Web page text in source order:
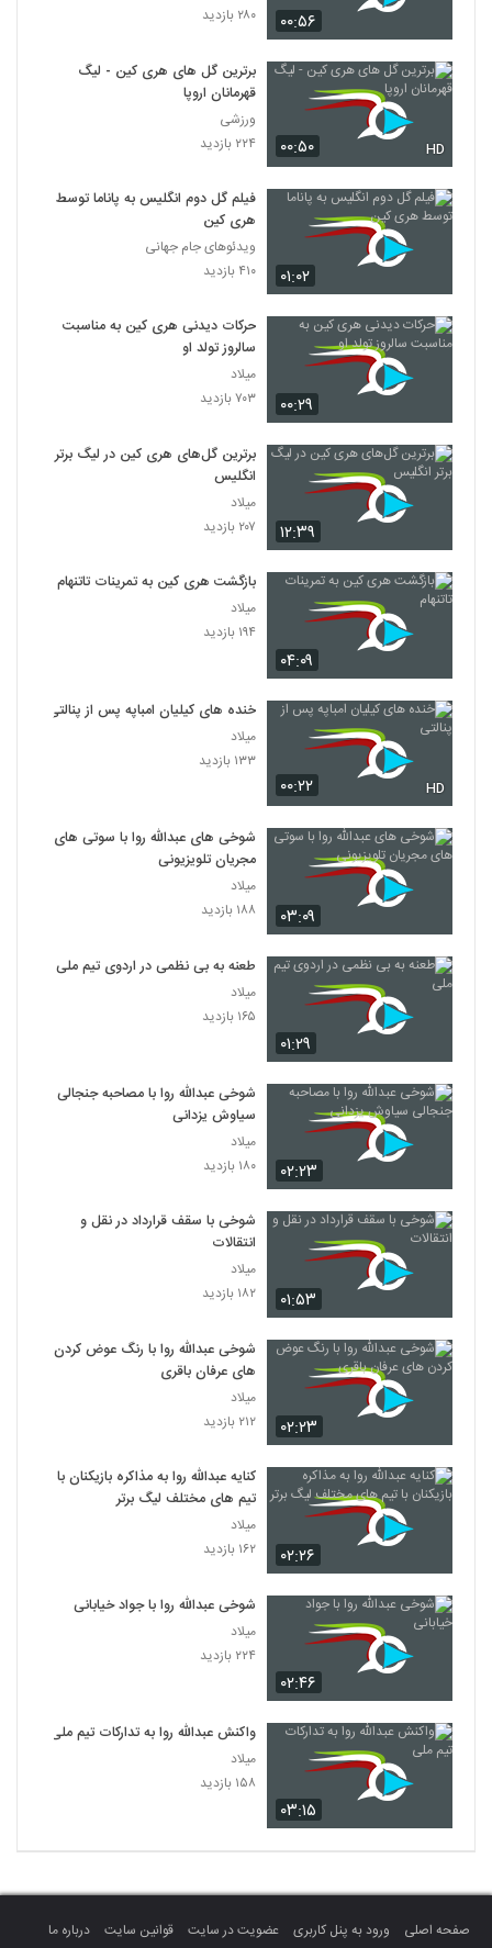
۰۰:۵۶
۲۸۰ بازدید
۰۰:۵۰ HD
برترین گل های هری کین - لیگ
قهرمانان اروپا
ورزشی
۲۲۴ بازدید
۰۱:۰۲
فیلم گل دوم انگلیس به پاناما توسط
هری کین
ویدئوهای جام جهانی
۴۱۰ بازدید
۰۰:۲۹
حرکات دیدنی هری کین به مناسبت
سالروز تولد او
میلاد
۷۰۳ بازدید
۱۲:۳۹
برترین گل‌های هری کین در لیگ برتر
انگلیس
میلاد
۲۰۷ بازدید
۰۴:۰۹
بازگشت هری کین به تمرینات تاتنهام
میلاد
۱۹۴ بازدید
۰۰:۲۲ HD
خنده های کیلیان امباپه پس از پنالتی
میلاد
۱۳۳ بازدید
۰۳:۰۹
شوخی های عبدالله روا با سوتی های
مجریان تلویزیونی
میلاد
۱۸۸ بازدید
۰۱:۲۹
طعنه به بی نظمی در اردوی تیم ملی
میلاد
۱۶۵ بازدید
۰۲:۲۳
شوخی عبدالله روا با مصاحبه جنجالی
سیاوش یزدانی
میلاد
۱۸۰ بازدید
۰۱:۵۳
شوخی با سقف قرارداد در نقل و
انتقالات
میلاد
۱۸۲ بازدید
۰۲:۲۳
شوخی عبدالله روا با رنگ عوض کردن
های عرفان باقری
میلاد
۲۱۲ بازدید
۰۲:۲۶
کنایه عبدالله روا به مذاکره بازیکنان با
تیم های مختلف لیگ برتر
میلاد
۱۶۲ بازدید
۰۲:۴۶
شوخی عبدالله روا با جواد خیابانی
میلاد
۲۲۴ بازدید
۰۳:۱۵
واکنش عبدالله روا به تدارکات تیم ملی
میلاد
۱۵۸ بازدید
صفحه اصلی ورود به پنل کاربری عضویت در سایت قوانین سایت
درباره ما